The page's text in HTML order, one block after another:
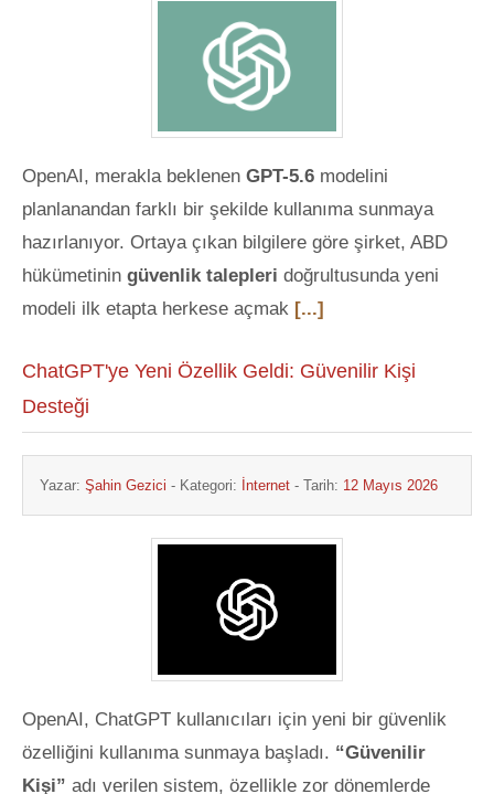
OpenAI, merakla beklenen GPT-5.6 modelini
planlanandan farklı bir şekilde kullanıma sunmaya
hazırlanıyor. Ortaya çıkan bilgilere göre şirket, ABD
hükümetinin güvenlik talepleri doğrultusunda yeni
modeli ilk etapta herkese açmak [...]
ChatGPT'ye Yeni Özellik Geldi: Güvenilir Kişi
Desteği
Yazar: Şahin Gezici - Kategori: İnternet - Tarih: 12 Mayıs 2026
OpenAI, ChatGPT kullanıcıları için yeni bir güvenlik
özelliğini kullanıma sunmaya başladı. “Güvenilir
Kişi” adı verilen sistem, özellikle zor dönemlerde